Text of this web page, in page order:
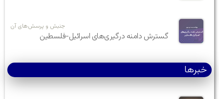
جنبش و پرسش‌های آن
گسترش دامنه درگیری‌های اسرائیل-فلسطین
خبرها